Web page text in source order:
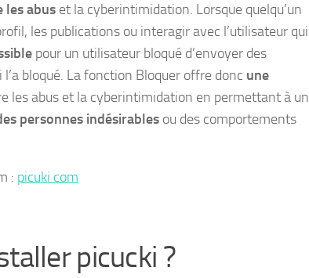
les abus et la cyberintimidation. Lorsque quelqu’un
les publications ou interagir avec l’utilisateur qui
pour un utilisateur bloqué d’envoyer des
bloqué. La fonction Bloquer offre donc une
les abus et la cyberintimidation en permettant à un
personnes indésirables ou des comportements
: picuki com
picucki ?